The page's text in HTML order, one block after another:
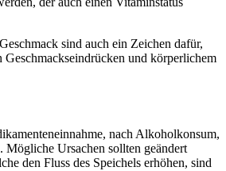
sind auch ein Zeichen dafür,
Geschmackseindrücken und körperlichem
nach Alkoholkonsum,
Mögliche Ursachen sollten geändert
den Fluss des Speichels erhöhen, sind